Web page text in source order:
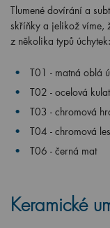
Tlumené dovírání a
skříňky a jelikož víme,
z několika typů úchytek:
T01 - matná oblá
T02 - ocelová
T03 - chromová
T04 - chromová
T06 - černá mat
Keramické